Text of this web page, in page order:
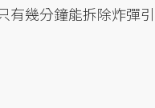
有幾分鐘能拆除炸彈引